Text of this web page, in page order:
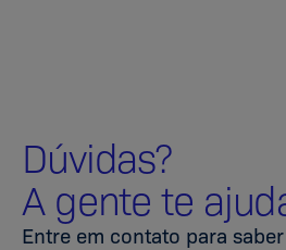
Dúvidas?
A gente te
Entre em contato para